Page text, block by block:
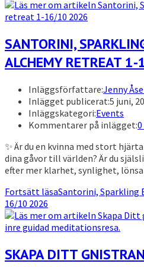
SANTORINI,
ALCHEMY RETREAT
Inläggsförfattare:Jenny
Inlägget publicerat:5 juni,
Inläggskategori:Events
Kommentarer på inlägget:
✨ Är du en kvinna med stort
dina gåvor till världen? Är du
efter mer klarhet, synlighet,
Fortsätt läsaSantorini, Sparkling
16/10 2026
SKAPA DITT